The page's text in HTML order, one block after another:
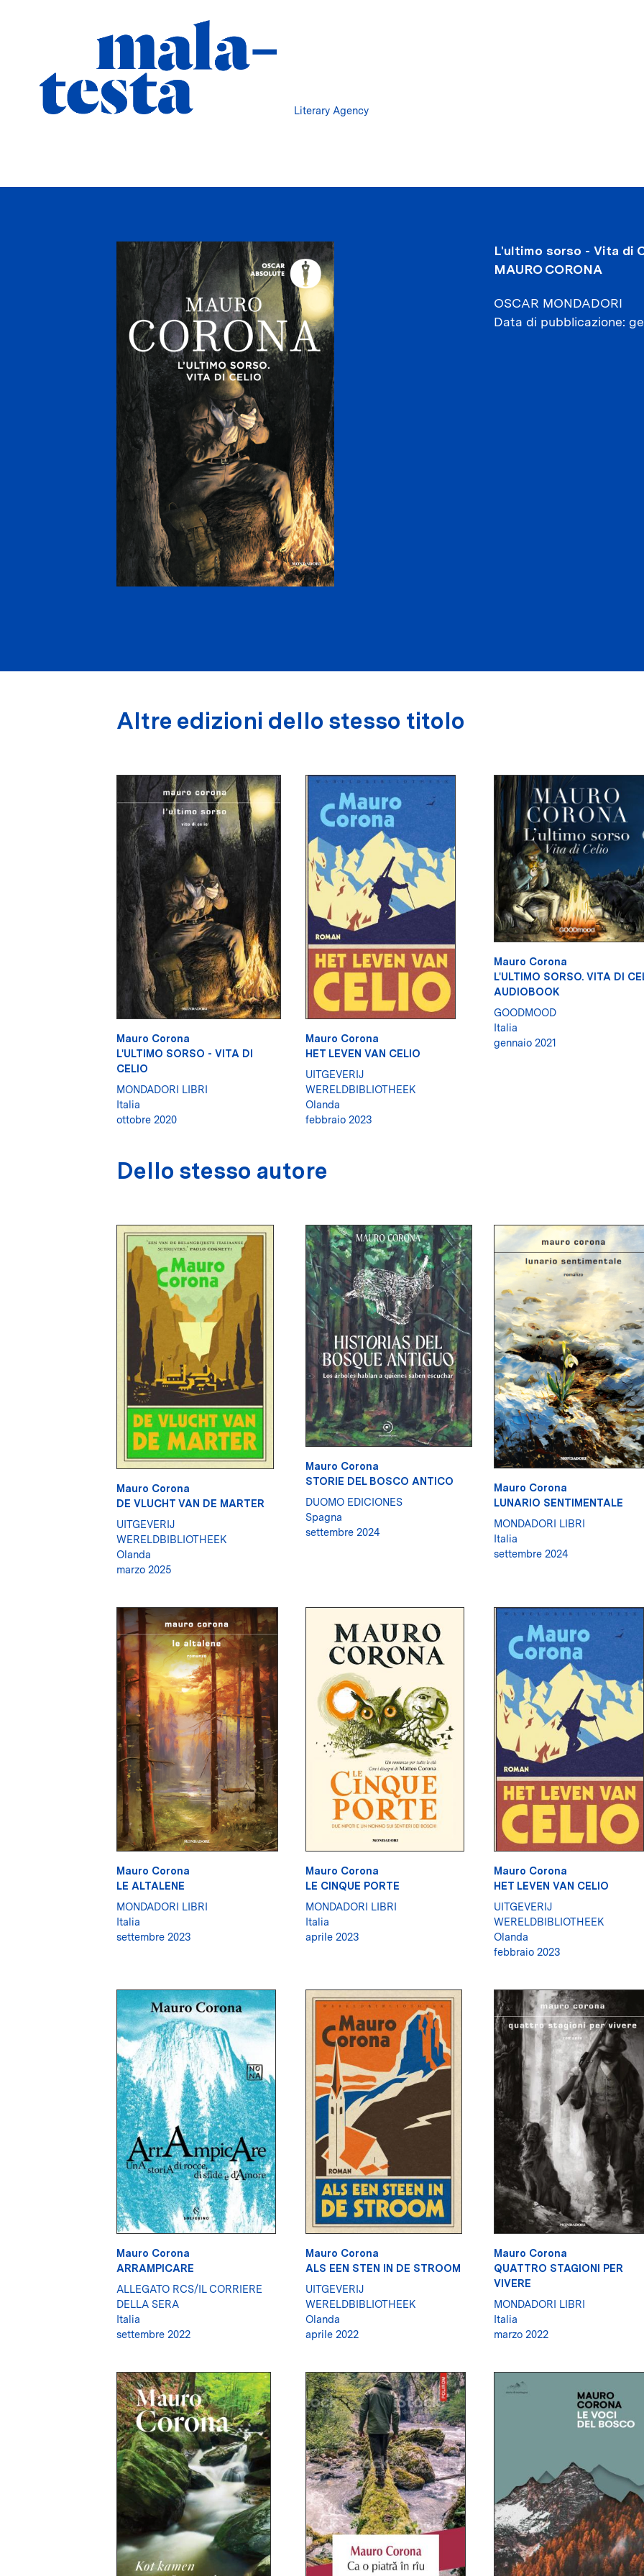
Literary Agency
L'ultimo sorso - Vita di
MAURO CORONA
OSCAR MONDADORI
Data di pubblicazione
Altre edizioni dello stesso titolo
Mauro Corona
L'ULTIMO SORSO - VITA DI
CELIO
MONDADORI LIBRI
Italia
ottobre 2020
Mauro Corona
HET LEVEN VAN CELIO
UITGEVERIJ
WERELDBIBLIOTHEEK
Olanda
febbraio 2023
Mauro Corona
L'ULTIMO SORSO. VITA DI
AUDIOBOOK
GOODMOOD
Italia
gennaio 2021
Dello stesso autore
Mauro Corona
DE VLUCHT VAN DE MARTER
UITGEVERIJ
WERELDBIBLIOTHEEK
Olanda
marzo 2025
Mauro Corona
STORIE DEL BOSCO ANTICO
DUOMO EDICIONES
Spagna
settembre 2024
Mauro Corona
LUNARIO SENTIMENTALE
MONDADORI LIBRI
Italia
settembre 2024
Mauro Corona
LE ALTALENE
MONDADORI LIBRI
Italia
settembre 2023
Mauro Corona
LE CINQUE PORTE
MONDADORI LIBRI
Italia
aprile 2023
Mauro Corona
HET LEVEN VAN CELIO
UITGEVERIJ
WERELDBIBLIOTHEEK
Olanda
febbraio 2023
Mauro Corona
ARRAMPICARE
ALLEGATO RCS/IL CORRIERE
DELLA SERA
Italia
settembre 2022
Mauro Corona
ALS EEN STEN IN DE STROOM
UITGEVERIJ
WERELDBIBLIOTHEEK
Olanda
aprile 2022
Mauro Corona
QUATTRO STAGIONI PER
VIVERE
MONDADORI LIBRI
Italia
marzo 2022